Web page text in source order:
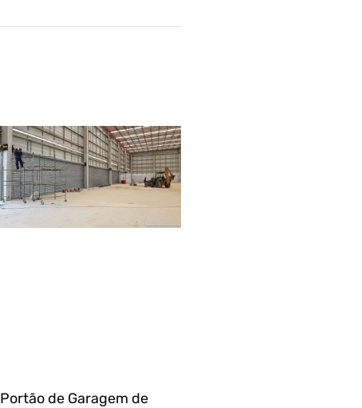
Portão de Garagem de